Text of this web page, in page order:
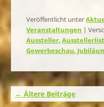
Veröffentlicht unter
Veranstaltungen |
Aussteller,
Gewerbeschau,
Beitragsnavigation
← Ältere Beiträge